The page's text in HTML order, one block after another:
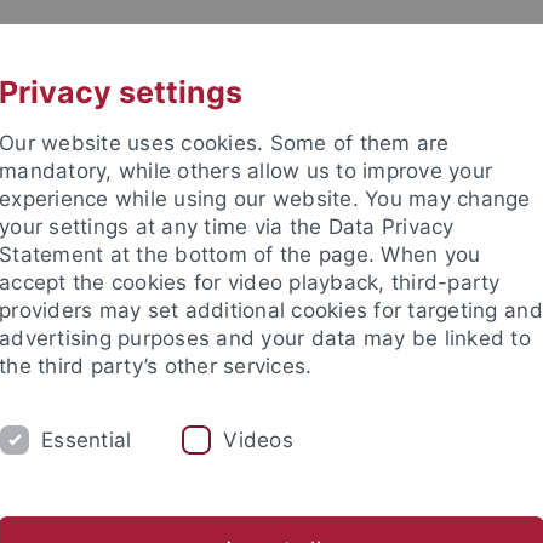
Rohstoffe
ARBEITSGRUPPE
Privacy settings
Our website uses cookies. Some of them are
mandatory, while others allow us to improve your
experience while using our website. You may change
your settings at any time via the Data Privacy
Statement at the bottom of the page. When you
accept the cookies for video playback, third-party
providers may set additional cookies for targeting and
advertising purposes and your data may be linked to
the third party’s other services.
Essential Videos